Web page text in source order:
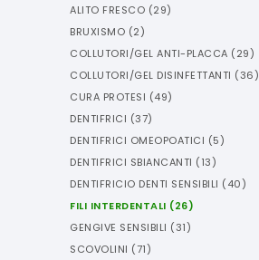
ALITO FRESCO (29)
BRUXISMO (2)
COLLUTORI/GEL ANTI-PLACCA (29)
COLLUTORI/GEL DISINFETTANTI (36)
CURA PROTESI (49)
DENTIFRICI (37)
DENTIFRICI OMEOPOATICI (5)
DENTIFRICI SBIANCANTI (13)
DENTIFRICIO DENTI SENSIBILI (40)
FILI INTERDENTALI (26)
GENGIVE SENSIBILI (31)
SCOVOLINI (71)